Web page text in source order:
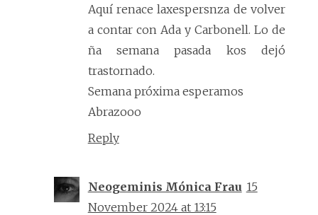
Aquí renace laxespersnza de volver
a contar con Ada y Carbonell. Lo de
ña semana pasada kos dejó
trastornado.
Semana próxima esperamos
Abrazooo
Reply
Neogeminis Mónica Frau 15
November 2024 at 13:15